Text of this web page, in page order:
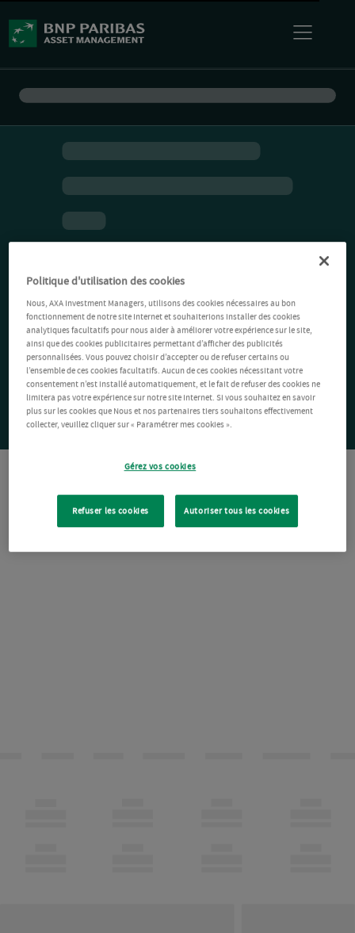
Politique d'utilisation des cookies
Nous, AXA Investment Managers, utilisons des cookies nécessaires au bon
fonctionnement de notre site Internet et souhaiterions installer des cookies
analytiques facultatifs pour nous aider à améliorer votre expérience sur le site,
ainsi que des cookies publicitaires permettant d’afficher des publicités
personnalisées. Vous pouvez choisir d’accepter ou de refuser certains ou
l’ensemble de ces cookies facultatifs. Aucun de ces cookies nécessitant votre
consentement n’est installé automatiquement, et le fait de refuser des cookies ne
limitera pas votre expérience sur notre site Internet. Si vous souhaitez en savoir
plus sur les cookies que Nous et nos partenaires tiers souhaitons effectivement
collecter, veuillez cliquer sur « Paramétrer mes cookies ».
Gérez vos cookies
Refuser les cookies Autoriser tous les cookies